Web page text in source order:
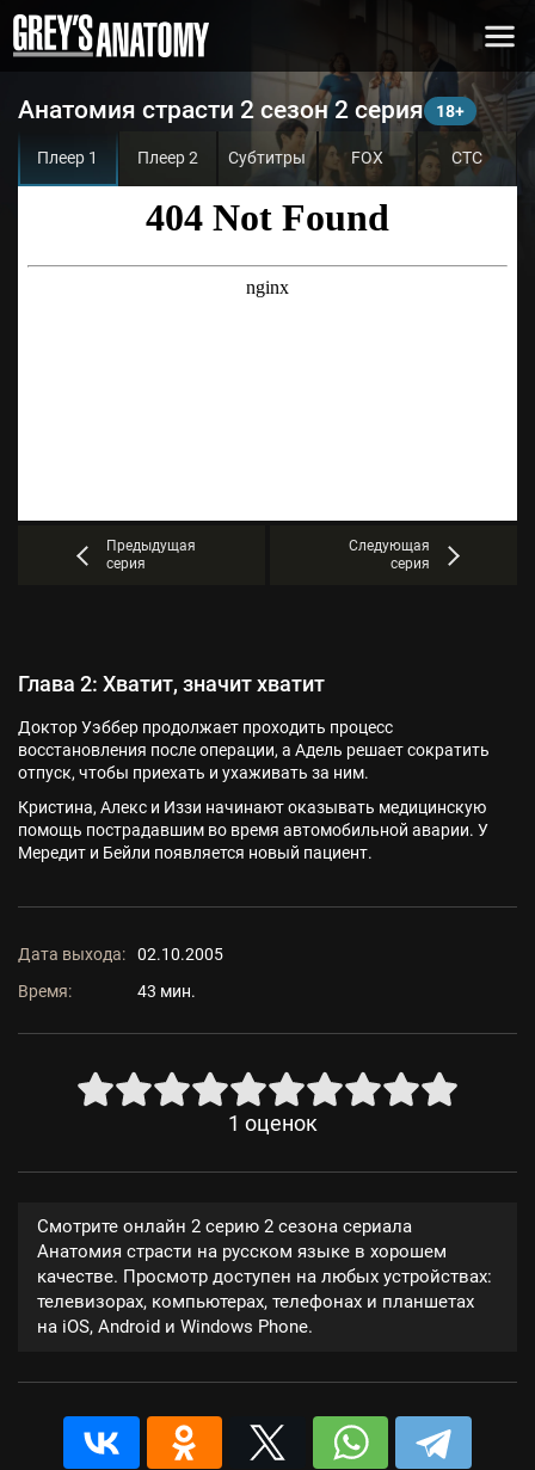
Анатомия страсти 2 сезон 2 серия
Плеер 1 Плеер 2 Субтитры FOX СТС
Предыдущая
серия
Следующая
серия
Глава 2: Хватит, значит хватит
Доктор Уэббер продолжает проходить процесс
восстановления после операции, а Адель решает сократить
отпуск, чтобы приехать и ухаживать за ним.
Кристина, Алекс и Иззи начинают оказывать медицинскую
помощь пострадавшим во время автомобильной аварии. У
Мередит и Бейли появляется новый пациент.
Дата выхода:
02.10.2005
Время:
43 мин.
1 оценок
Смотрите онлайн 2 серию 2 сезона сериала
Анатомия страсти на русском языке в хорошем
качестве. Просмотр доступен на любых устройствах:
телевизорах, компьютерах, телефонах и планшетах
на iOS, Android и Windows Phone.